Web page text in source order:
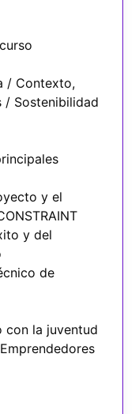
/ Contexto,
/ Sostenibilidad
y el
y del
de
con la juventud